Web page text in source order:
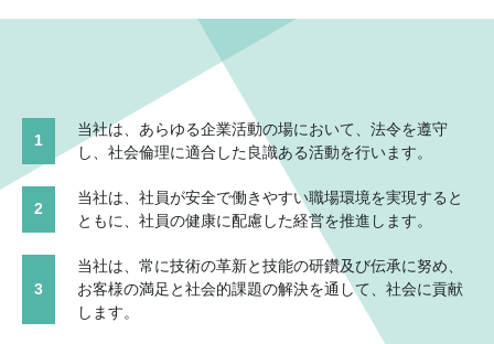
1
当社は、あらゆる企業活動の場において、法令を遵守
し、社会倫理に適合した良識ある活動を行います。
2
当社は、社員が安全で働きやすい職場環境を実現すると
ともに、社員の健康に配慮した経営を推進します。
3
当社は、常に技術の革新と技能の研鑽及び伝承に努め、
お客様の満足と社会的課題の解決を通して、社会に貢献
します。